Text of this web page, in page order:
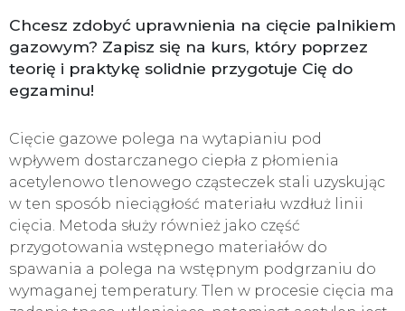
Chcesz zdobyć uprawnienia na cięcie palnikiem
gazowym? Zapisz się na kurs, który poprzez
teorię i praktykę solidnie przygotuje Cię do
egzaminu!
Cięcie gazowe polega na wytapianiu pod
wpływem dostarczanego ciepła z płomienia
acetylenowo tlenowego cząsteczek stali uzyskując
w ten sposób nieciągłość materiału wzdłuż linii
cięcia. Metoda służy również jako część
przygotowania wstępnego materiałów do
spawania a polega na wstępnym podgrzaniu do
wymaganej temperatury. Tlen w procesie cięcia ma